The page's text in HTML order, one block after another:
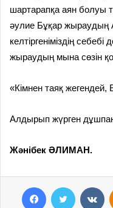
шартарапқа аян болуы
әулие Бұқар жыраудың
келтіргеніміздің
жыраудың мына сөзін
«Кімнен таяқ жегендей,
Алдырып жүрген
Жәнібек ӘЛИМАН.